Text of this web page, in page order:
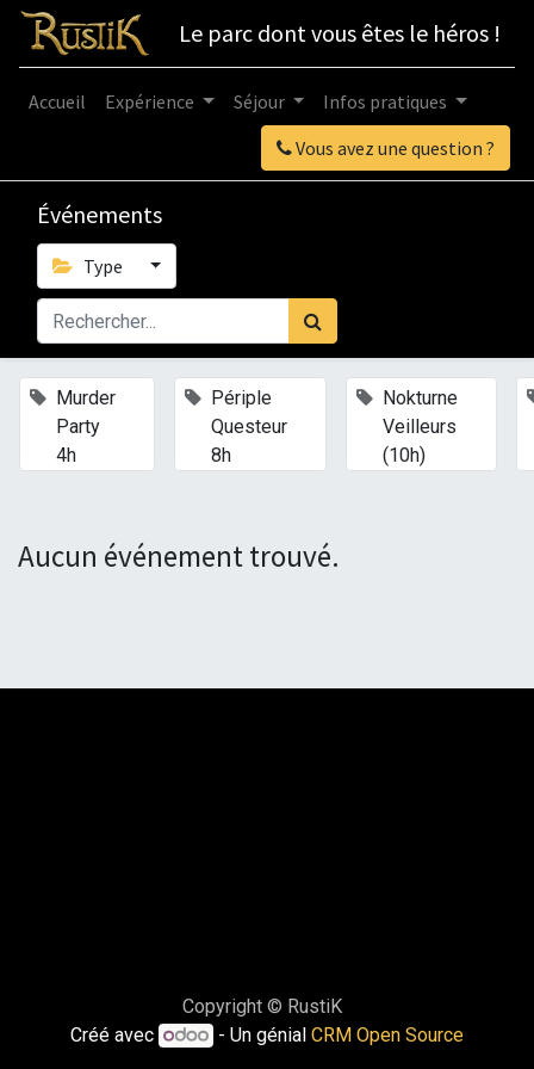
Le parc dont vous êtes le héros !
Vous avez une question ?
Accueil Expérience Séjour Infos pratiques
Événements
Type
Murder
Party
4h
Périple
Questeur
8h
Nokturne
Veilleurs
(10h)
Aucun événement trouvé.
Copyright © RustiK
Créé avec
- Un génialCRM Open Source